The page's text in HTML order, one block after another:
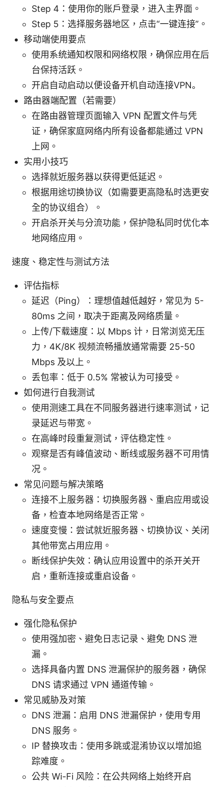
Step 4：使用你的账户登录，进入主界面。
Step 5：选择服务器地区，点击“一键连接”。
移动端使用要点
使用系统通知权限和网络权限，确保应用在后
台保持活跃。
开启自动启动以便设备开机自动连接VPN。
路由器端配置（若需要）
在路由器管理页面输入 VPN 配置文件与凭
证，确保家庭网络内所有设备都能通过 VPN
上网。
实用小技巧
选择就近服务器以获得更低延迟。
根据用途切换协议（如需要更高隐私时选更安
全的协议组合）。
开启杀开关与分流功能，保护隐私同时优化本
地网络应用。
速度、稳定性与测试方法
评估指标
延迟（Ping）：理想值越低越好，常见为 5-
80ms 之间，取决于距离及网络质量。
上传/下载速度：以 Mbps 计，日常浏览无压
力，4K/8K 视频流畅播放通常需要 25-50
Mbps 及以上。
丢包率：低于 0.5% 常被认为可接受。
如何进行自我测试
使用测速工具在不同服务器进行速率测试，记
录延迟与带宽。
在高峰时段重复测试，评估稳定性。
观察是否有峰值波动、断线或服务器不可用情
况。
常见问题与解决策略
连接不上服务器：切换服务器、重启应用或设
备，检查本地网络是否正常。
速度变慢：尝试就近服务器、切换协议、关闭
其他带宽占用应用。
断线保护失效：确认应用设置中的杀开关开
启，重新连接或重启设备。
隐私与安全要点
强化隐私保护
使用强加密、避免日志记录、避免 DNS 泄
漏。
选择具备内置 DNS 泄漏保护的服务器，确保
DNS 请求通过 VPN 通道传输。
常见威胁及对策
DNS 泄漏：启用 DNS 泄漏保护，使用专用
DNS 服务。
IP 替换攻击：使用多跳或混淆协议以增加追
踪难度。
公共 Wi-Fi 风险：在公共网络上始终开启